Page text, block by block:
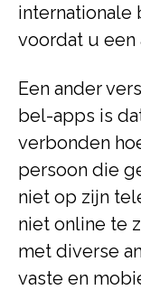
internationale
voordat u een
Een ander
bel-apps is
verbonden
persoon die
niet op zijn
niet online te
met diverse
vaste en